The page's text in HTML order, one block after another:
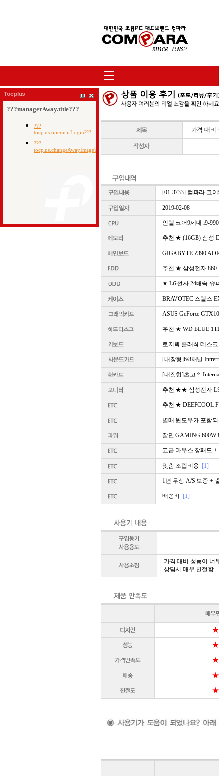
가격 대비
[01-3733] 컴파라 코
2019-02-08
인텔 코어9세대 i9-
추천 ★ (16GB) 삼성
GIGABYTE Z390
추천 ★ 삼성전자 860
★ LG전자 24배속 슈
BRAVOTEC 스텔스
ASUS GeForce
추천 ★ WD BLUE
로지텍 클래식 데스
[내장형]6/8채널
[내장형]초고속
추천 ★★ 삼성전자
추천 ★ DEEPCOOL
별매 윈도우가 포함
잘만 GAMING 600W
고급 마우스 장패드
맞춤 조립비용 [1]
1년 무상 A/S 보증 +
배송비 [1]
가격 대비 성능이 너
상담시 매우 친절함
★
★
★
★
★
Tocplus